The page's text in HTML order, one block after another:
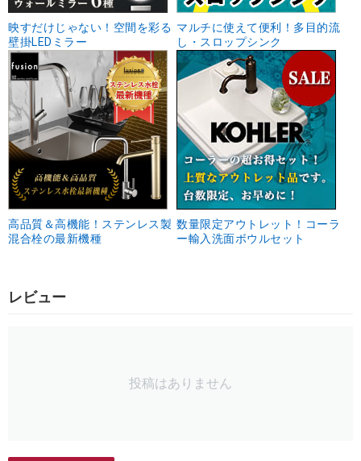
映すだけじゃない！空間を彩る
壁掛LEDミラー
マルチに使えて便利！多目的流
し・スロップシンク
高品質＆高機能！ステンレス製
混合栓の最新機種
数量限定アウトレット！コーラ
ー輸入洗面ボウルセット
レビュー
投稿はありません